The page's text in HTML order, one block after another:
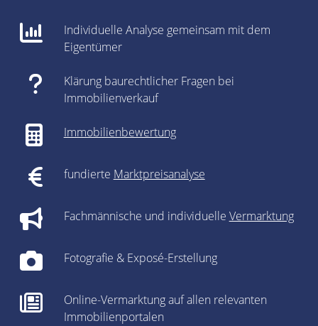
Individuelle Analyse gemeinsam mit dem
Eigentümer
Klärung baurechtlicher Fragen bei
Immobilienverkauf
Immobilienbewertung
fundierte Marktpreisanalyse
Fachmännische und individuelle Vermarktung
Fotografie & Exposé-Erstellung
Online-Vermarktung auf allen relevanten
Immobilienportalen